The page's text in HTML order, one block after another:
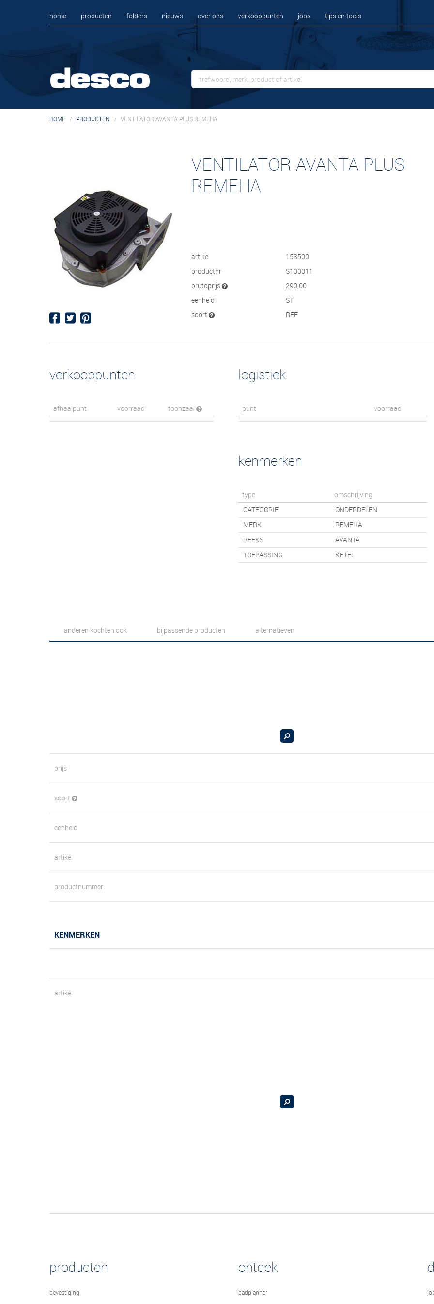
home producten folders nieuws over ons verkooppunten jobs tips en tools
HOME PRODUCTEN VENTILATOR AVANTA PLUS REMEHA
VENTILATOR AVANTA PLUS
REMEHA
artikel
153500
productnr
S100011
brutoprijs
290,00
eenheid
ST
soort
REF
verkooppunten
afhaalpunt voorraad toonzaal
logistiek
punt voorraad
kenmerken
type
omschrijving
CATEGORIE
ONDERDELEN
MERK
REMEHA
REEKS
AVANTA
TOEPASSING
KETEL
anderen kochten ook bijpassende producten alternatieven
prijs
soort
eenheid
artikel
productnummer
KENMERKEN
artikel
producten
bevestiging
ontdek
badplanner